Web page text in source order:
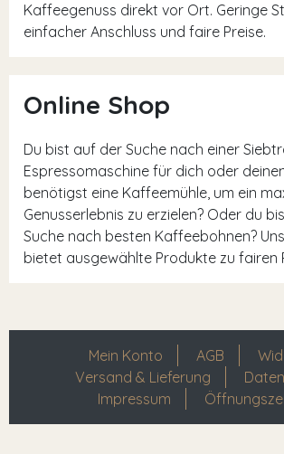
Kaffeegenuss direkt vor Ort. Geringe
einfacher Anschluss und faire Preise.
Online Shop
Du bist auf der Suche nach einer
Espressomaschine für dich oder
benötigst eine Kaffeemühle, um ein
Genusserlebnis zu erzielen? Oder du
Suche nach besten Kaffeebohnen?
bietet ausgewählte Produkte zu fairen
Mein Konto AGB
Versand & Lieferung
Impressum